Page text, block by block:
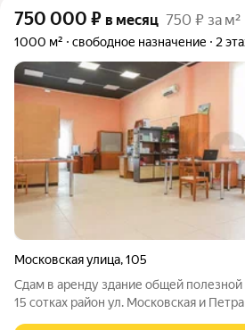
750 000 ₽ в месяц 750 ₽ за м²
1000 м² свободное назначение 2
Московская улица,105
Сдам в аренду здание общей
15 сотках район ул. Московская и